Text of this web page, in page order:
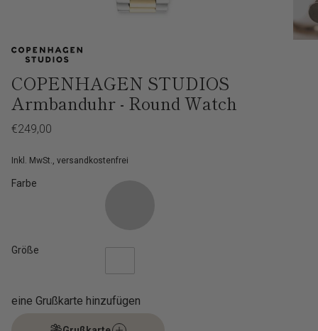
COPENHAGEN STUDIOS
Armbanduhr - Round Watch
Regulärer
€249,00
Inkl. MwSt., versandkostenfrei
Farbe
Größe
eine Grußkarte hinzufügen